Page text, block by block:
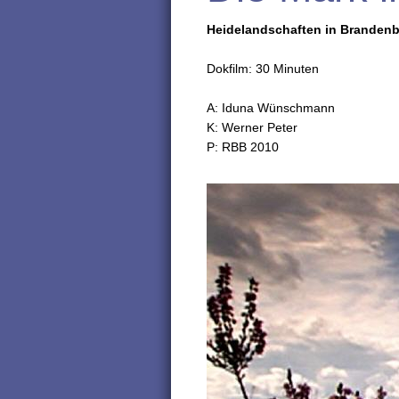
Heidelandschaften in
Dokfilm: 30 Minuten
A: Iduna Wünschmann
K: Werner Peter
P: RBB 2010